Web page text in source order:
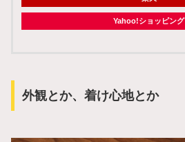
Yahoo!ショッピング
外観とか、着け心地とか